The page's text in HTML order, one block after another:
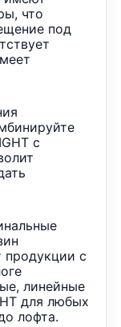
что
под
с
продукции с
линейные
для любых
лофта.